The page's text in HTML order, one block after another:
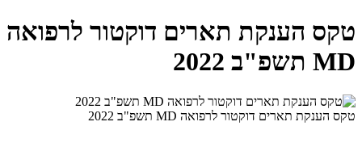
טקס הענקת תארים דוקטור לרפואה
MD תשפ"ב 2022
טקס הענקת תארים דוקטור לרפואה MD תשפ"ב 2022